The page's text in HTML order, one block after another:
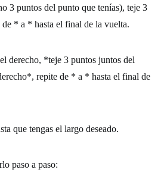
3 puntos del punto que tenías), teje 3
* a * hasta el final de la vuelta.
derecho, *teje 3 puntos juntos del
repite de * a * hasta el final de
que tengas el largo deseado.
paso a paso: